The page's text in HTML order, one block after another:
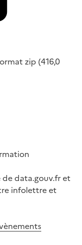
zip (416,0
de data.gouv.fr et
infolettre et